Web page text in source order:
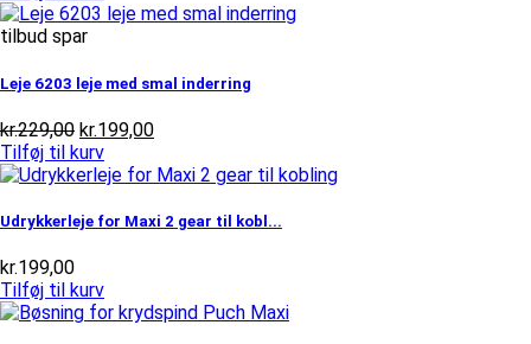
pris
var:
pris
tilbud spar
Leje 6203 leje med smal inderring
kr.229,00 Den
oprindelige
pris
kr.229,00.
kr.199,00Den
pris
kr.199,00.
Tilføj til kurv
Udrykkerleje for Maxi 2 gear til kobl...
kr.199,00
Tilføj til kurv